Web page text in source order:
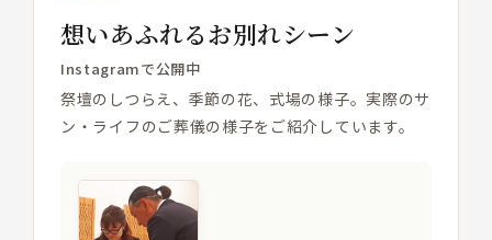
想いあふれるお別れシーン
Instagramで公開中
祭壇のしつらえ、季節の花、式場の様子。実際のサ
ン・ライフのご葬儀の様子をご紹介しています。